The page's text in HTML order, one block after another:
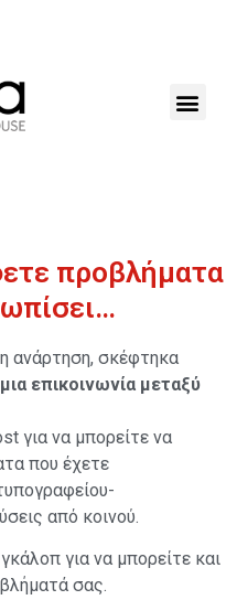
προβλήματα
ανάρτηση, σκέφτηκα
επικοινωνία μεταξύ
για να μπορείτε να
που έχετε
από κοινού.
για να μπορείτε και
σας.